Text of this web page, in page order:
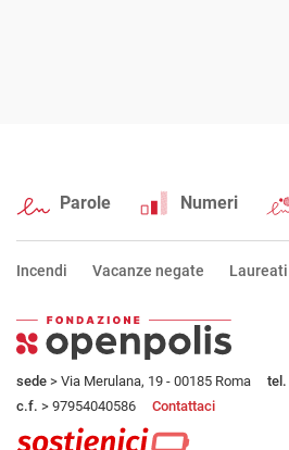
Parole Numeri
Incendi Vacanze negate Laureati
sede > Via Merulana, 19 - 00185 Roma tel.
c.f. > 97954040586 Contattaci